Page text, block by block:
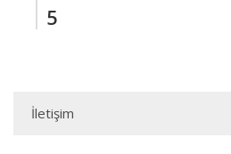
5
İletişim